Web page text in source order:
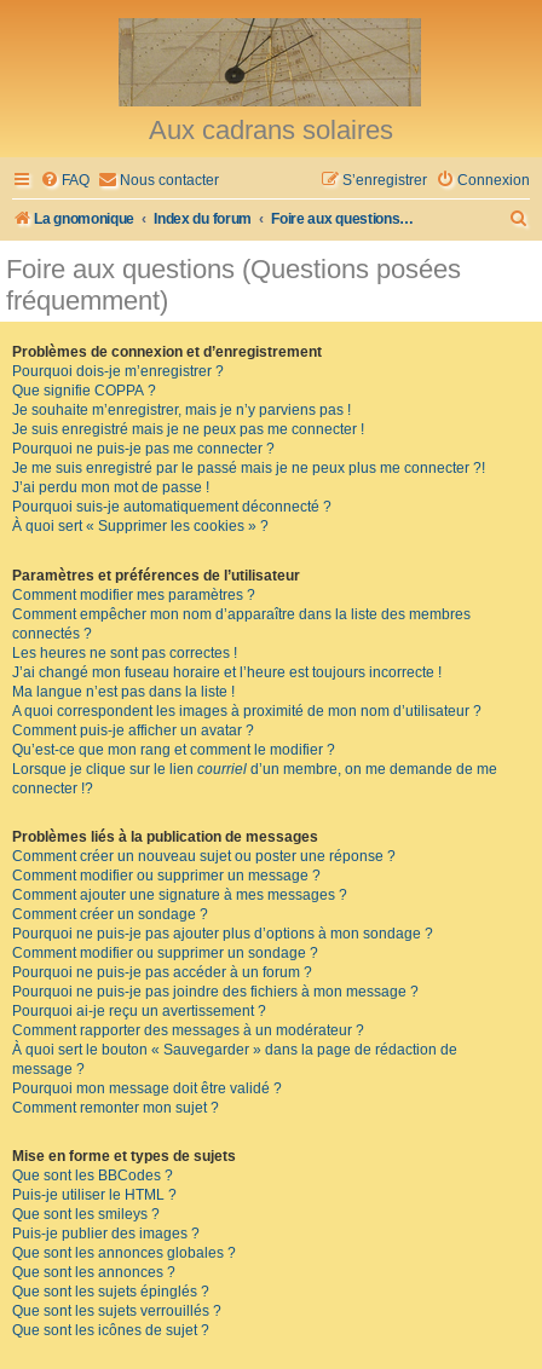
Aux cadrans solaires
FAQ Nous contacter Connexion
S’enregistrer
La gnomonique Index du forum Foire aux questions (Questions posées fréquemment)
Foire aux questions (Questions posées
fréquemment)
Problèmes de connexion et d’enregistrement
Pourquoi dois-je m’enregistrer ?
Que signifie COPPA ?
Je souhaite m’enregistrer, mais je n’y parviens pas !
Je suis enregistré mais je ne peux pas me connecter !
Pourquoi ne puis-je pas me connecter ?
Je me suis enregistré par le passé mais je ne peux plus me connecter ?!
J’ai perdu mon mot de passe !
Pourquoi suis-je automatiquement déconnecté ?
À quoi sert « Supprimer les cookies » ?
Paramètres et préférences de l’utilisateur
Comment modifier mes paramètres ?
Comment empêcher mon nom d’apparaître dans la liste des membres
connectés ?
Les heures ne sont pas correctes !
J’ai changé mon fuseau horaire et l’heure est toujours incorrecte !
Ma langue n’est pas dans la liste !
A quoi correspondent les images à proximité de mon nom d’utilisateur ?
Comment puis-je afficher un avatar ?
Qu’est-ce que mon rang et comment le modifier ?
Lorsque je clique sur le lien courriel d’un membre, on me demande de me
connecter !?
Problèmes liés à la publication de messages
Comment créer un nouveau sujet ou poster une réponse ?
Comment modifier ou supprimer un message ?
Comment ajouter une signature à mes messages ?
Comment créer un sondage ?
Pourquoi ne puis-je pas ajouter plus d’options à mon sondage ?
Comment modifier ou supprimer un sondage ?
Pourquoi ne puis-je pas accéder à un forum ?
Pourquoi ne puis-je pas joindre des fichiers à mon message ?
Pourquoi ai-je reçu un avertissement ?
Comment rapporter des messages à un modérateur ?
À quoi sert le bouton « Sauvegarder » dans la page de rédaction de
message ?
Pourquoi mon message doit être validé ?
Comment remonter mon sujet ?
Mise en forme et types de sujets
Que sont les BBCodes ?
Puis-je utiliser le HTML ?
Que sont les smileys ?
Puis-je publier des images ?
Que sont les annonces globales ?
Que sont les annonces ?
Que sont les sujets épinglés ?
Que sont les sujets verrouillés ?
Que sont les icônes de sujet ?